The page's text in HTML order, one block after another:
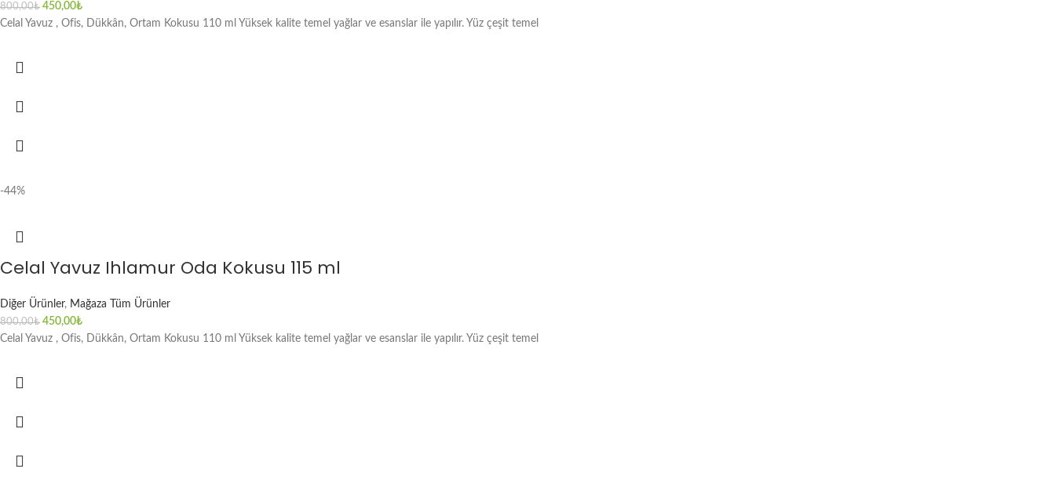
800,00₺ 450,00₺
Celal Yavuz , Ofis, Dükkân, Ortam Kokusu 110 ml Yüksek kalite temel yağlar ve esanslar ile yapılır. Yüz çeşit temel
-44%
Celal Yavuz Ihlamur Oda Kokusu 115 ml
Diğer Ürünler, Mağaza Tüm Ürünler
800,00₺ 450,00₺
Celal Yavuz , Ofis, Dükkân, Ortam Kokusu 110 ml Yüksek kalite temel yağlar ve esanslar ile yapılır. Yüz çeşit temel